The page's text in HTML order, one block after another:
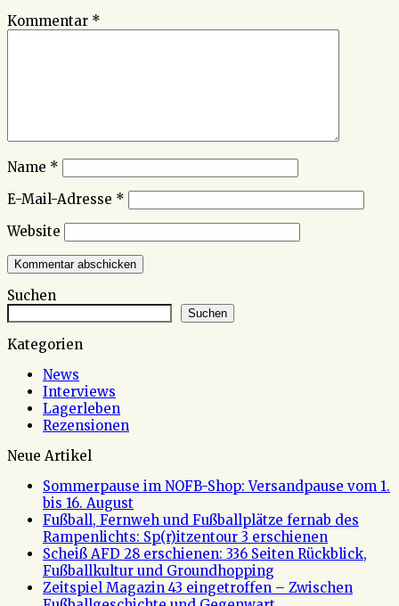
Kommentar *
Name *
E-Mail-Adresse *
Website
Suchen
Suchen
Kategorien
News
Interviews
Lagerleben
Rezensionen
Neue Artikel
Sommerpause im NOFB-Shop: Versandpause vom 1.
bis 16. August
Fußball, Fernweh und Fußballplätze fernab des
Rampenlichts: Sp(r)itzentour 3 erschienen
Scheiß AFD 28 erschienen: 336 Seiten Rückblick,
Fußballkultur und Groundhopping
Zeitspiel Magazin 43 eingetroffen – Zwischen